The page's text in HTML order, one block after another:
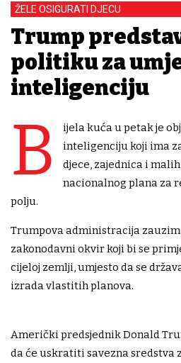
ŽELE OSIGURATI DJECU
Trump
politiku za
inteligenciju
B
ijela kuća u petak je
inteligenciju koji ima
djece, zajednica i
nacionalnog plana za
polju.
Trumpova administracija
zakonodavni okvir koji bi se
cijeloj zemlji, umjesto da se
izrada vlastitih planova.
Američki predsjednik Donald
da će uskratiti savezna sredstva